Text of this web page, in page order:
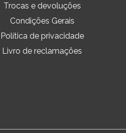
Trocas e devoluções
Condições Gerais
Política de privacidade
Livro de reclamações